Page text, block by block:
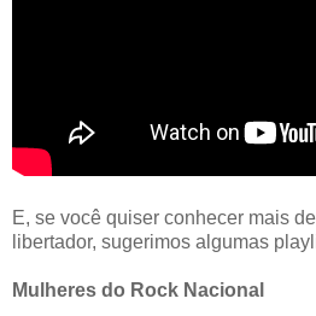
E, se você quiser conhecer mais
libertador, sugerimos algumas
Mulheres do Rock Nacional